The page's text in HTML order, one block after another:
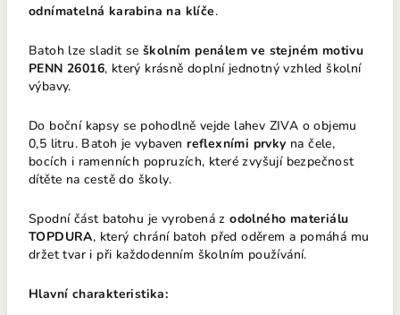
odnímatelná karabina na klíče.
Batoh lze sladit se školním penálem ve stejném motivu
PENN 26016, který krásně doplní jednotný vzhled školní
výbavy.
Do boční kapsy se pohodlně vejde lahev ZIVA o objemu
0,5 litru. Batoh je vybaven reflexními prvky na čele,
bocích i ramenních popruzích, které zvyšují bezpečnost
dítěte na cestě do školy.
Spodní část batohu je vyrobená zodolného materiálu
TOPDURA, který chrání batoh před oděrem a pomáhá mu
držet tvar i při každodenním školním používání.
Hlavní charakteristika: